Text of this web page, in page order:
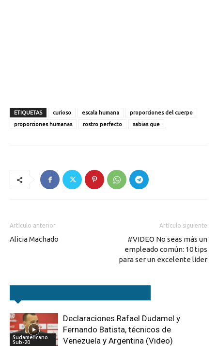
ETIQUETAS curioso escala humana
proporciones del cuerpo
proporciones humanas
rostro perfecto sabias que
Artículo anterior
Alicia Machado
Artículo siguiente
#VIDEO No seas más un
empleado común: 10 tips
para ser un excelente líder
Sudamericano
Sub-20
Declaraciones Rafael Dudamel y
Fernando Batista, técnicos de
Venezuela y Argentina (Video)